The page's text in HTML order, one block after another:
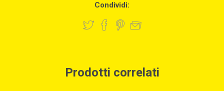
Condividi:
Prodotti correlati